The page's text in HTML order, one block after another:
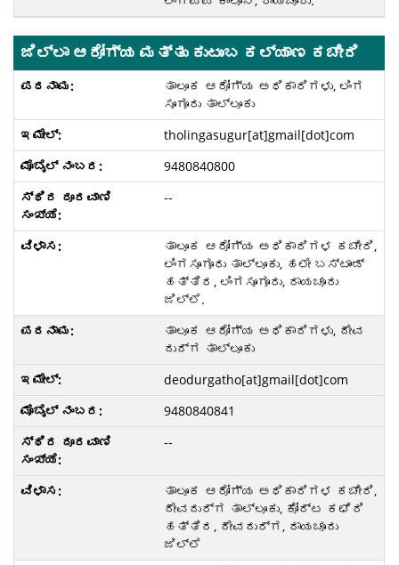
ಜಿಲ್ಲಾ ಆರೋಗ್ಯ ಮತ್ತು ಕುಟುಂಬ ಕಲ್ಯಾಣ ಕಚೇರಿ
ತಾಲೂಕ ಆರೋಗ್ಯ ಅಧಿಕಾರಿಗಳು, ಲಿಂಗ
ಸೂಗೂರು ತಾಲ್ಲೂಕು
tholingasugur[at]gmail[dot]com
9480840800
--
ತಾಲೂಕ ಆರೋಗ್ಯ ಅಧಿಕಾರಿಗಳ ಕಚೇರಿ,
ಲಿಂಗಸೂಗೂರು ತಾಲ್ಲೂಕು, ಹಲೇ ಬಸ್ಟಾಂಡ್
ಹತ್ತಿರ, ಲಿಂಗಸೂಗೂರು, ರಾಯಚೂರು
ಜಿಲ್ಲೆ.
ತಾಲೂಕ ಆರೋಗ್ಯ ಅಧಿಕಾರಿಗಳು, ದೇವ
ದುರ್ಗ ತಾಲ್ಲೂಕು
deodurgatho[at]gmail[dot]com
9480840841
--
ತಾಲೂಕ ಆರೋಗ್ಯ ಅಧಿಕಾರಿಗಳ ಕಚೇರಿ,
ದೇವದುರ್ಗ ತಾಲ್ಲೂಕು, ಕೋರ್ಟ ಕಛೆರಿ
ಹತ್ತಿರ, ದೇವದುರ್ಗ, ರಾಯಚೂರು
ಜಿಲ್ಲೆ